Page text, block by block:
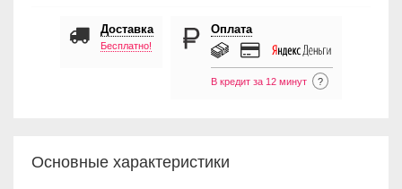
Доставка
Бесплатно!
Оплата
В кредит за 12 минут ?
Основные характеристики